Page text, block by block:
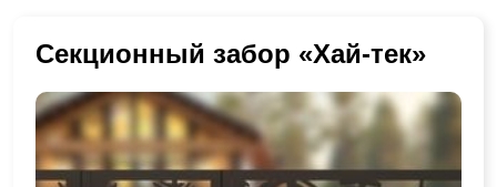
Секционный забор «Хай-тек»